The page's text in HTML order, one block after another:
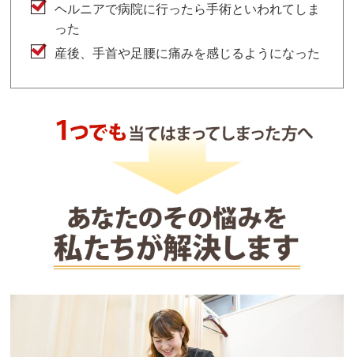
ヘルニアで病院に行ったら手術といわれてしま
った
産後、手首や足腰に痛みを感じるようになった